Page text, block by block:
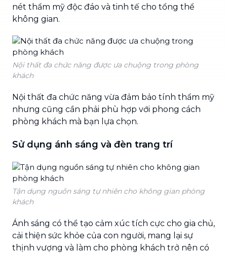
nét thẩm mỹ độc đáo và tinh tế cho tổng thể
không gian.
Nội thất đa chức năng được ưa chuộng trong phòng
khách
Nội thất đa chức năng vừa đảm bảo tính thẩm mỹ
nhưng cũng cần phải phù hợp với phong cách
phòng khách mà bạn lựa chọn.
Sử dụng ánh sáng và đèn trang trí
Tận dụng nguồn sáng tự nhiên cho không gian phòng
khách
Ánh sáng có thể tạo cảm xúc tích cực cho gia chủ,
cải thiện sức khỏe của con người, mang lại sự
thịnh vượng và làm cho phòng khách trở nên có